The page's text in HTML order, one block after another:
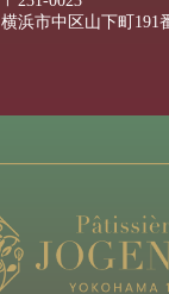
横浜市中区山下町191